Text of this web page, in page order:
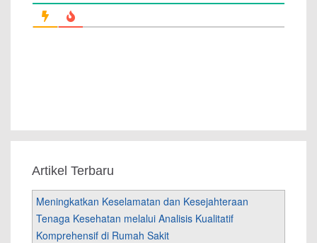
Artikel Terbaru
Meningkatkan Keselamatan dan Kesejahteraan
Tenaga Kesehatan melalui Analisis Kualitatif
Komprehensif di Rumah Sakit